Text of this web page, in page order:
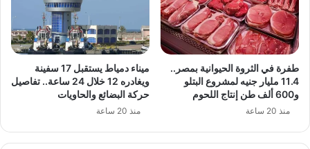
طفرة في الثروة الحيوانية بمصر..
11.4 مليار جنيه لمشروع البتلو
و600 ألف طن إنتاج اللحوم
منذ 20 ساعة
ميناء دمياط يستقبل 17 سفينة
ويغادره 12 خلال 24 ساعة.. تفاصيل
حركة البضائع والحاويات
منذ 20 ساعة